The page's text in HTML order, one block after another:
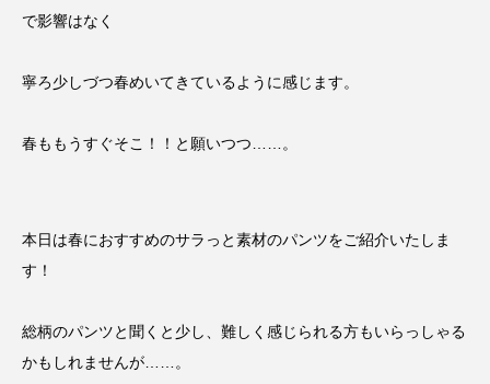
で影響はなく
寧ろ少しづつ春めいてきているように感じます。
春ももうすぐそこ！！と願いつつ……。
本日は春におすすめのサラっと素材のパンツをご紹介いたしま
す！
総柄のパンツと聞くと少し、難しく感じられる方もいらっしゃる
かもしれませんが……。